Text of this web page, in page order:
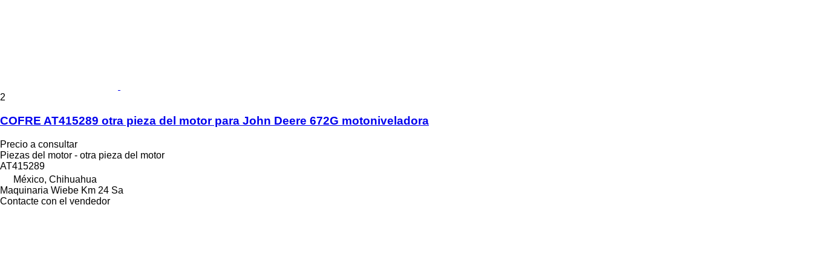
2
COFRE AT415289 otra pieza del motor para John Deere 672G motoniveladora
Precio a consultar
Piezas del motor - otra pieza del motor
AT415289
México, Chihuahua
Maquinaria Wiebe Km 24 Sa
Contacte con el vendedor